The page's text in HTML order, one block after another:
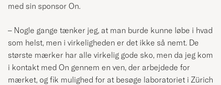
med sin sponsor On.
– Nogle gange tænker jeg, at man burde kunne løbe i hvad
som helst, men i virkeligheden er det ikke så nemt. De
største mærker har alle virkelig gode sko, men da jeg kom
i kontakt med On gennem en ven, der arbejdede for
mærket, og fik mulighed for at besøge laboratoriet i Zürich